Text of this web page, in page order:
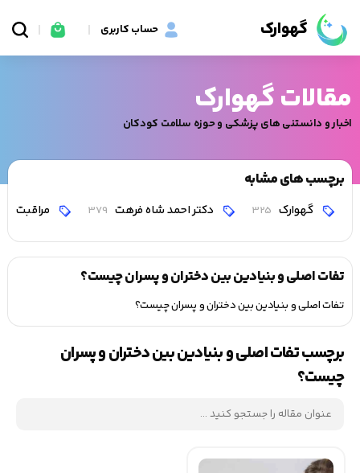
گهوارک حساب کاربری
مقالات گهوارک
اخبار و دانستنی های پزشکی و حوزه سلامت کودکان
برچسب های مشابه
گهوارک 325 دکتر احمد شاه فرهت 379 مراقبت
تفات اصلی و بنیادین بین دختران و پسران چیست؟
تفات اصلی و بنیادین بین دختران و پسران چیست؟
برچسب تفات اصلی و بنیادین بین دختران و پسران
چیست؟